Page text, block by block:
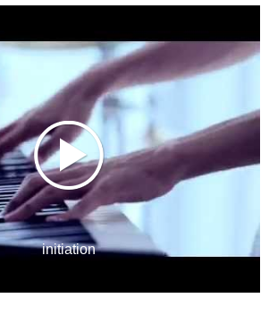
initiation